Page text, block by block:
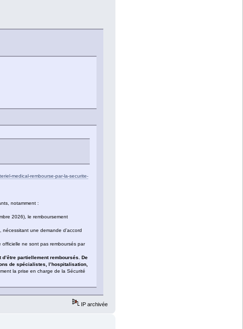
medical-rembourse-par-la-securite-
notamment :
2026), le remboursement
une demande d’accord
ne sont pas remboursés par
partiellement remboursés. De
de spécialistes, l’hospitalisation,
la prise en charge de la Sécurité
IP archivée